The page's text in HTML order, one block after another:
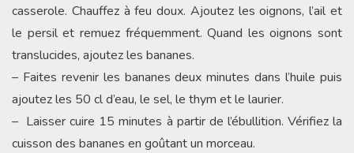
casserole. Chauffez à feu doux. Ajoutez les oignons, l’ail et
le persil et remuez fréquemment. Quand les oignons sont
translucides, ajoutez les bananes.
– Faites revenir les bananes deux minutes dans l’huile puis
ajoutez les 50 cl d’eau, le sel, le thym et le laurier.
– Laisser cuire 15 minutes à partir de l’ébullition. Vérifiez la
cuisson des bananes en goûtant un morceau.